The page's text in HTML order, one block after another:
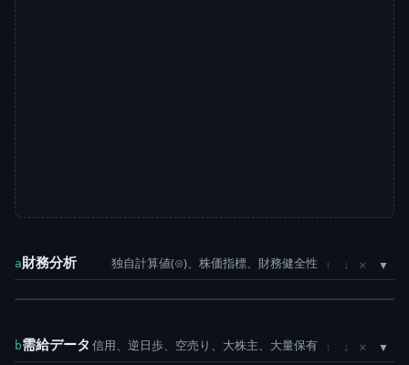
a財務分析 独自計算値(⊙)、株価指標、財務健全性 ↑ ↓ ×
b需給データ 信用、逆日歩、空売り、大株主、大量保有 ↑ ↓ ×